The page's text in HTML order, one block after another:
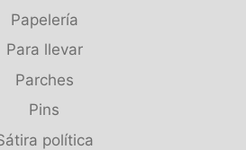
Papelería
Para llevar
Parches
Pins
política